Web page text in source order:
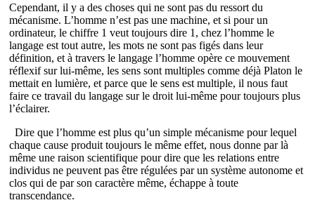
Cependant, il y a des choses qui ne sont pas du ressort du
mécanisme. L’homme n’est pas une machine, et si pour un
ordinateur, le chiffre 1 veut toujours dire 1, chez l’homme le
langage est tout autre, les mots ne sont pas figés dans leur
définition, et à travers le langage l’homme opère ce mouvement
réflexif sur lui-même, les sens sont multiples comme déjà Platon le
mettait en lumière, et parce que le sens est multiple, il nous faut
faire ce travail du langage sur le droit lui-même pour toujours plus
l’éclairer.
Dire que l’homme est plus qu’un simple mécanisme pour lequel
chaque cause produit toujours le même effet, nous donne par là
même une raison scientifique pour dire que les relations entre
individus ne peuvent pas être régulées par un système autonome et
clos qui de par son caractère même, échappe à toute
transcendance.